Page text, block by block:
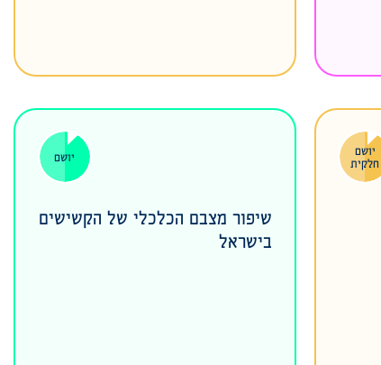
יושם
חלקית יושם
שיפור מצבם הכלכלי של הקשישים
בישראל